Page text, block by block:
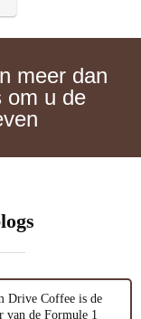
meer dan
om u de
Drive Coffee is de
de Formule 1